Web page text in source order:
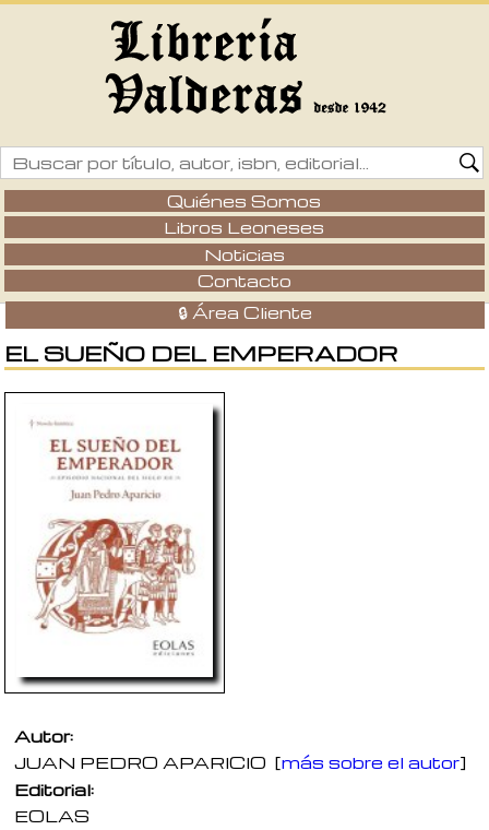
Quiénes Somos
Libros Leoneses
Noticias
Contacto
🔒 Área Cliente
EL SUEÑO DEL EMPERADOR
Autor:
JUAN PEDRO APARICIO[más sobre el autor]
Editorial:
EOLAS